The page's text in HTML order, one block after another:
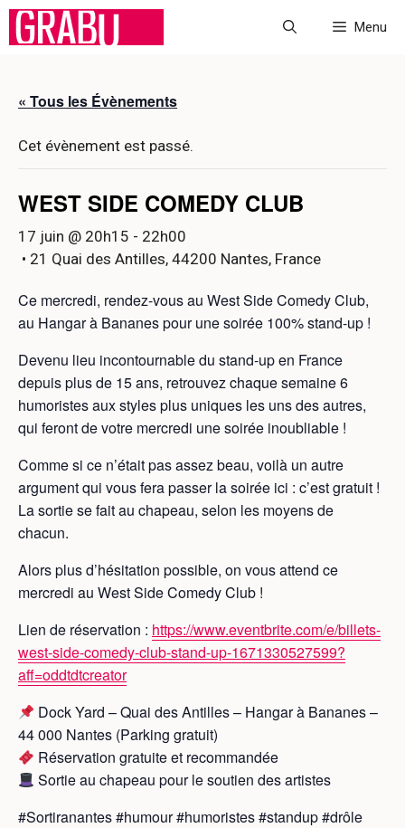
Aller
Menu
« Tous les Évènements
Cet évènement est passé.
WEST SIDE COMEDY CLUB
17 juin @ 20h15 - 22h00
• 21 Quai des Antilles, 44200 Nantes, France
Ce mercredi, rendez-vous au West Side Comedy Club,
au Hangar à Bananes pour une soirée 100% stand-up !
Devenu lieu incontournable du stand-up en France
depuis plus de 15 ans, retrouvez chaque semaine 6
humoristes aux styles plus uniques les uns des autres,
qui feront de votre mercredi une soirée inoubliable !
Comme si ce n’était pas assez beau, voilà un autre
argument qui vous fera passer la soirée ici : c’est gratuit !
La sortie se fait au chapeau, selon les moyens de
chacun.
Alors plus d’hésitation possible, on vous attend ce
mercredi au West Side Comedy Club !
Lien de réservation : https://www.eventbrite.com/e/billets-
west-side-comedy-club-stand-up-1671330527599?
aff=oddtdtcreator
Dock Yard – Quai des Antilles – Hangar à Bananes –
44 000 Nantes (Parking gratuit)
Réservation gratuite et recommandée
Sortie au chapeau pour le soutien des artistes
#Sortiranantes #humour #humoristes #standup #drôle